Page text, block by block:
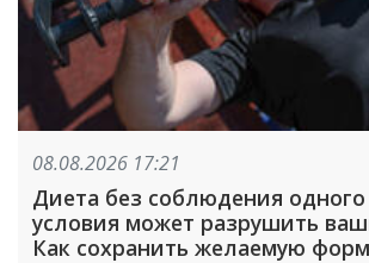
08.08.2026 17:21
Диета без соблюдения
условия может разрушить
Как сохранить желаемую